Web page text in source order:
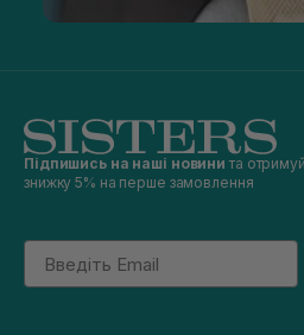
Підпишись на наші новини та отримуй
знижку 5% на перше замовлення
Email